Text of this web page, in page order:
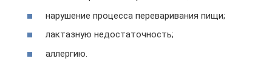
нарушение процесса переваривания пищи;
лактазную недостаточность;
аллергию.